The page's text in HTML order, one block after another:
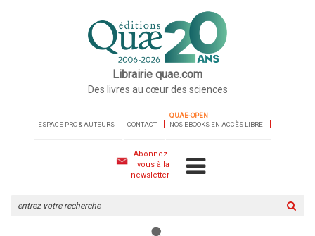
Librairie quae.com
Des livres au cœur des sciences
ESPACE PRO & AUTEURS CONTACT
QUAE-OPEN
NOS EBOOKS EN ACCÈS LIBRE
Abonnez-
vous à la
newsletter
le